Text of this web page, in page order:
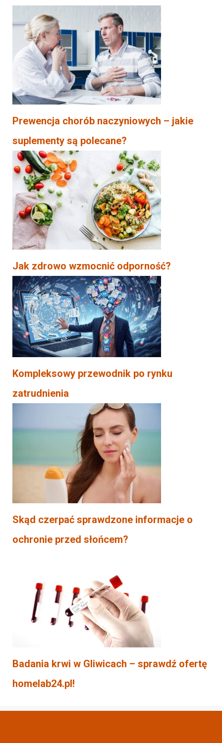
Prewencja chorób naczyniowych – jakie
suplementy są polecane?
Jak zdrowo wzmocnić odporność?
Kompleksowy przewodnik po rynku
zatrudnienia
Skąd czerpać sprawdzone informacje o
ochronie przed słońcem?
Badania krwi w Gliwicach – sprawdź ofertę
homelab24.pl!